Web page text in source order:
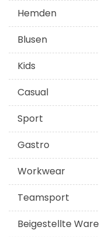
Hemden
Blusen
Kids
Casual
Sport
Gastro
Workwear
Teamsport
Beigestellte Ware